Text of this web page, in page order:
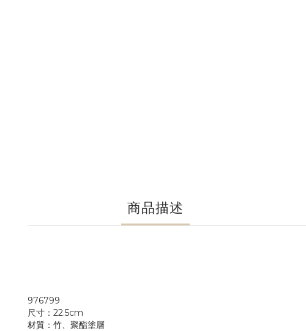
商品描述
976799
尺寸：22.5cm
材質：竹、聚酯塗層